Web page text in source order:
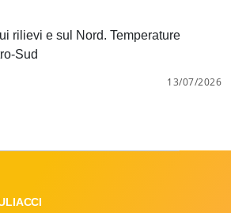
rilievi e sul Nord. Temperature
Sud
13/07/2026